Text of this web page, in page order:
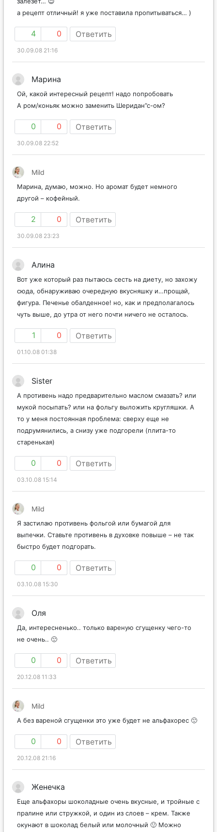
а рецепт отличный! я уже поставила пропитываться… )
4 0 Ответить
30.09.08 21:16
Марина
Ой, какой интересный рецепт! надо попробовать
А ром/коньяк можно заменить Шеридан”с-ом?
0 0 Ответить
30.09.08 22:52
Mild
Марина, думаю, можно. Но аромат будет немного
другой – кофейный.
2 0 Ответить
30.09.08 23:23
Алина
Вот уже который раз пытаюсь сесть на диету, но захожу
сюда, обнаруживаю очередную вкусняшку и…прощай,
фигура. Печенье обалденное! но, как и предполагалось
чуть выше, до утра от него почти ничего не осталось.
1 0 Ответить
01.10.08 01:38
Sister
А противень надо предварительно маслом смазать? или
мукой посыпать? или на фольгу выложить кругляшки. А
то у меня постоянная проблема: сверху еще не
подрумянились, а снизу уже подгорели (плита-то
старенькая)
0 0 Ответить
03.10.08 15:14
Mild
Я застилаю противень фольгой или бумагой для
выпечки. Ставьте противень в духовке повыше – не так
быстро будет подгорать.
0 0 Ответить
03.10.08 15:30
Оля
Да, интересненько.. только вареную сгущенку чего-то
не очень.. 🙁
0 0 Ответить
20.12.08 11:33
Mild
А без вареной сгущенки это уже будет не альфахорес 🙁
0 0 Ответить
20.12.08 21:16
Женечка
Еще альфахоры шоколадные очень вкусные, и тройные с
пралине или стружкой, и один из слоев – крем. Также
окунают в шоколад белый или молочный 🙂 Можно